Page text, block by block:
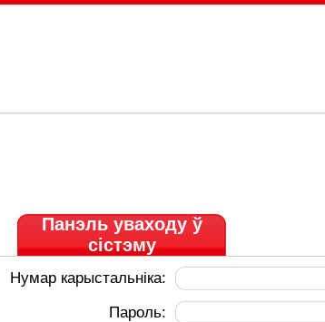
Панэль уваходу ў
сістэму
Нумар карыстальніка:
Пароль: